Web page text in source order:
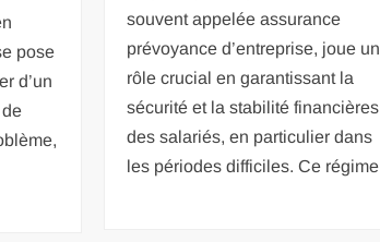
pose
d’un
souvent appelée assurance
prévoyance d’entreprise, joue un
rôle crucial en garantissant la
sécurité et la stabilité financières
des salariés, en particulier dans
les périodes difficiles. Ce régime